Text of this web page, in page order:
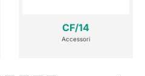
CF/14
Accessori